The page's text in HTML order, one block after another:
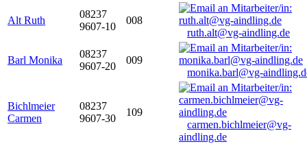
Alt Ruth
08237
9607-10
008
ruth.alt@vg-aindling.de
Barl Monika
08237
9607-20
009
monika.barl@vg-
Bichlmeier
Carmen
08237
9607-30
109
carmen.bichlmeier@vg-
aindling.de